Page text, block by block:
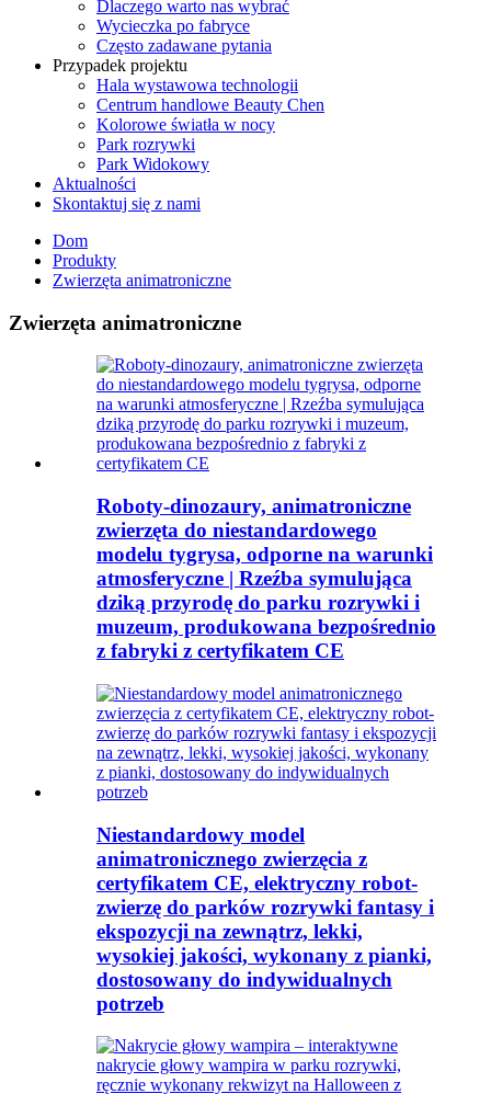
Dlaczego warto nas wybrać
Wycieczka po fabryce
Często zadawane pytania
Przypadek projektu
Hala wystawowa technologii
Centrum handlowe Beauty Chen
Kolorowe światła w nocy
Park rozrywki
Park Widokowy
Aktualności
Skontaktuj się z nami
Dom
Produkty
Zwierzęta animatroniczne
Zwierzęta animatroniczne
Roboty-dinozaury, animatroniczne
zwierzęta do niestandardowego
modelu tygrysa, odporne na warunki
atmosferyczne | Rzeźba symulująca
dziką przyrodę do parku rozrywki i
muzeum, produkowana bezpośrednio
z fabryki z certyfikatem CE
Niestandardowy model
animatronicznego zwierzęcia z
certyfikatem CE, elektryczny robot-
zwierzę do parków rozrywki fantasy i
ekspozycji na zewnątrz, lekki,
wysokiej jakości, wykonany z pianki,
dostosowany do indywidualnych
potrzeb